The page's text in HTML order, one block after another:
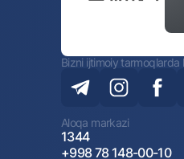
Bizni ijtimoiy
Aloqa markazi
1344
+998 78 148-00-10